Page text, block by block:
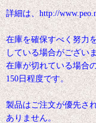
詳細は、http://
在庫を確保すべく努力
している場合がござい
在庫が切れている場合
150日程度です。
製品はご注文が優先さ
ありません。